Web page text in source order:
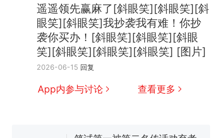
遥遥领先赢麻了[斜眼笑][斜眼笑][斜
眼笑][斜眼笑]我抄袭我有难！你抄
袭你买办！[斜眼笑][斜眼笑][斜眼
笑][斜眼笑][斜眼笑][斜眼笑] [图片]
2026-06-15 回复
App内参与讨论 查看更多
人生
新 制裁瓜子饺子，美国怕什
么？
费大厨“全国小炒肉大王”称
号，仅凭视频评出？中国烹饪
协会回应
男子上山采菌偶然发现鸡枞菌
140多朵
美国渔民钓获鲨鱼徒手将其拽
官方通报